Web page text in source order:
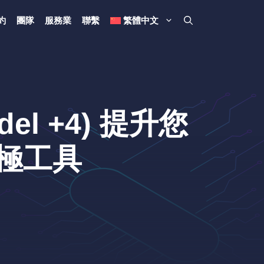
團隊 服務業 聯繫 繁體中文
+4) 提升您
工具